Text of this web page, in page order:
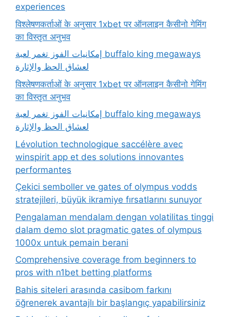
experiences
विश्लेषणकर्ताओं के अनुसार 1xbet पर ऑनलाइन कैसीनो गेमिंग
का विस्तृत अनुभव
إمكانيات الفوز تغمر لعبة buffalo king megaways
विश्लेषणकर्ताओं के अनुसार 1xbet पर ऑनलाइन कैसीनो गेमिंग
का विस्तृत अनुभव
إمكانيات الفوز تغمر لعبة buffalo king megaways
Lévolution technologique saccélère avec
winspirit app et des solutions innovantes
performantes
Çekici semboller ve gates of olympus vodds
stratejileri, büyük ikramiye fırsatlarını sunuyor
Pengalaman mendalam dengan volatilitas tinggi
dalam demo slot pragmatic gates of olympus
1000x untuk pemain berani
Comprehensive coverage from beginners to
pros with n1bet betting platforms
Bahis siteleri arasında casibom farkını
öğrenerek avantajlı bir başlangıç yapabilirsiniz